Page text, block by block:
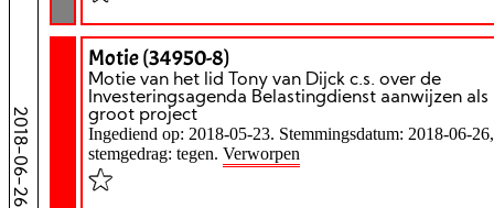
2018-06-26
Motie (34950-8)
Motie van het lid Tony van Dijck c.s. over de
Investeringsagenda Belastingdienst aanwijzen als
groot project
Ingediend op: 2018-05-23. Stemmingsdatum: 2018-06-26,
stemgedrag: tegen. Verworpen